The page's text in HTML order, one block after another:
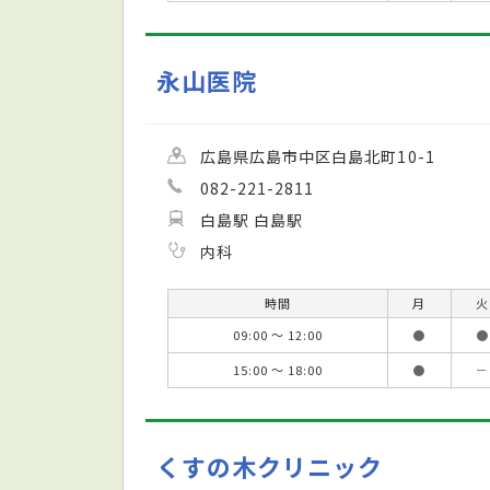
永山医院
広島県広島市中区白島北町10-1
082-221-2811
白島駅 白島駅
内科
時間 月 火
09:00 ～ 12:00
● ●
15:00 ～ 18:00
● －
くすの木クリニック